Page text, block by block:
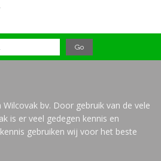
bv. Door gebruik van de vele
is er veel gedegen kennis en
gebruiken wij voor het beste